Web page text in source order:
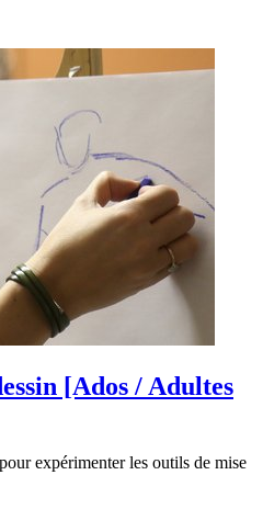
[Ados / Adultes
expérimenter les outils de mise